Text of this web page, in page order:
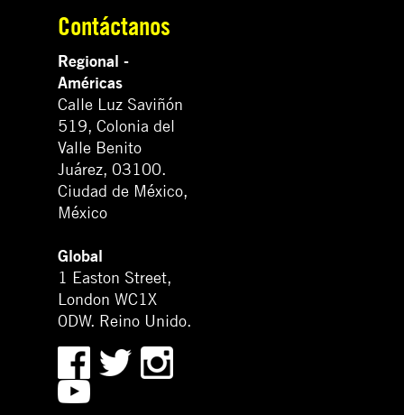
Contáctanos
Regional -
Américas
Calle Luz Saviñón
519, Colonia del
Valle Benito
Juárez, 03100.
Ciudad de México,
México
Global
1 Easton Street,
London WC1X
0DW. Reino Unido.